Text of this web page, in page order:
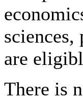
are
There is